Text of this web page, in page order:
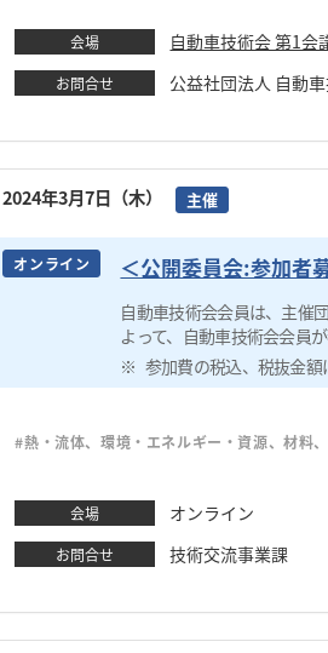
会場 自動車技術会 第1会
お問合せ 公益社団法人 自動
2024年3月7日（木） 主催
オンライン ＜公開委員会:参加者
自動車技術会会員は、主催
よって、自動車技術会会員
参加費の税込、税抜金額
#熱・流体、環境・エネルギー・資源、材料
会場 オンライン
お問合せ 技術交流事業課